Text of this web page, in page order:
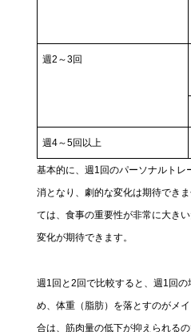
週2～3回
週4～5回以上
基本的に、週1回のパーソナルト
消となり、劇的な変化は期待でき
ては、食事の重要性が非常に大き
変化が期待できます。
週1回と2回で比較すると、週1回
め、体重（脂肪）を落とすのがメ
合は、筋肉量の低下が抑えられる